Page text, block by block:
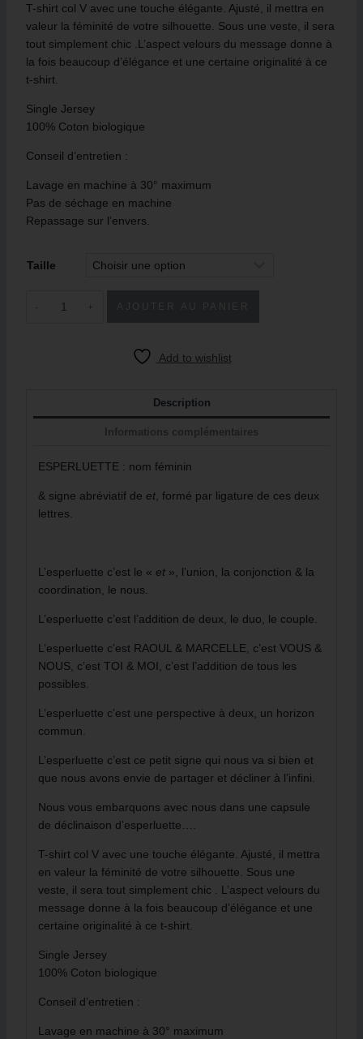
T-shirt col V avec une touche élégante. Ajusté, il mettra en
valeur la féminité de votre silhouette. Sous une veste, il sera
tout simplement chic .L’aspect velours du message donne à
la fois beaucoup d’élégance et une certaine originalité à ce
t-shirt.
Single Jersey
100% Coton biologique
Conseil d’entretien :
Lavage en machine à 30° maximum
Pas de séchage en machine
Repassage sur l’envers.
Taille
Add to wishlist
Description
Informations complémentaires
ESPERLUETTE : nom féminin
& signe abréviatif de et , formé par ligature de ces deux
lettres.
L’esperluette c’est le « et », l’union, la conjonction & la
coordination, le nous.
L’esperluette c’est l’addition de deux, le duo, le couple.
L’esperluette c’est RAOUL & MARCELLE, c’est VOUS &
NOUS, c’est TOI & MOI, c’est l’addition de tous les
possibles.
L’esperluette c’est une perspective à deux, un horizon
commun.
L’esperluette c’est ce petit signe qui nous va si bien et
que nous avons envie de partager et décliner à l’infini.
Nous vous embarquons avec nous dans une capsule
de déclinaison d’esperluette….
T-shirt col V avec une touche élégante. Ajusté, il mettra
en valeur la féminité de votre silhouette. Sous une
veste, il sera tout simplement chic . L’aspect velours du
message donne à la fois beaucoup d’élégance et une
certaine originalité à ce t-shirt.
Single Jersey
100% Coton biologique
Conseil d’entretien :
Lavage en machine à 30° maximum